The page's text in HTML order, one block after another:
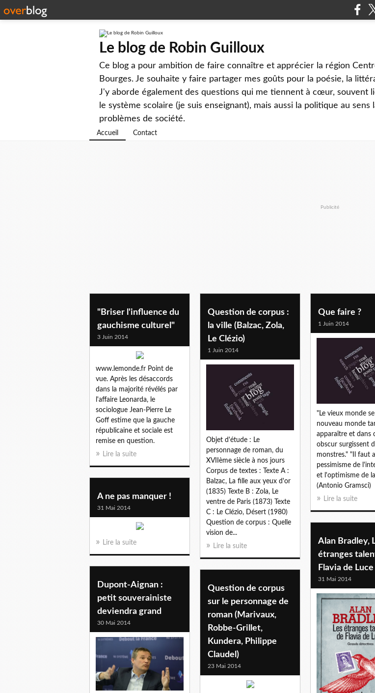
Le blog de Robin Guilloux
Ce blog a pour ambition de faire connaître et apprécier la région
Bourges. Je souhaite y faire partager mes goûts pour la poésie, la
J'y aborde également des questions qui me tiennent à cœur, souvent
le système scolaire (je suis enseignant), mais aussi la politique au
problèmes de société.
Accueil Contact
Publicité
"Briser l'influence du
gauchisme culturel"
3 Juin 2014
www.lemonde.fr Point de
vue. Après les désaccords
dans la majorité révélés par
l'affaire Leonarda, le
sociologue Jean-Pierre Le
Goff estime que la gauche
républicaine et sociale est
remise en question.
Lire la suite
Question de corpus :
la ville (Balzac, Zola,
Le Clézio)
1 Juin 2014
Objet d'étude : Le
personnage de roman, du
XVIIème siècle à nos jours
Corpus de textes : Texte A :
Balzac, La fille aux yeux d'or
(1835) Texte B : Zola, Le
ventre de Paris (1873) Texte
C : Le Clézio, Désert (1980)
Question de corpus : Quelle
vision de...
Lire la suite
Que faire ?
1 Juin 2014
"Le vieux monde
nouveau monde
apparaître et dans
obscur surgissent
monstres." "Il faut
pessimisme de
et l'optimisme de
(Antonio Gramsci)
Lire la suite
A ne pas manquer !
31 Mai 2014
Lire la suite
Alan Bradley,
étranges
Flavia de Luce
31 Mai 2014
Dupont-Aignan :
petit souverainiste
deviendra grand
30 Mai 2014
Question de corpus
sur le personnage de
roman (Marivaux,
Robbe-Grillet,
Kundera, Philippe
Claudel)
23 Mai 2014